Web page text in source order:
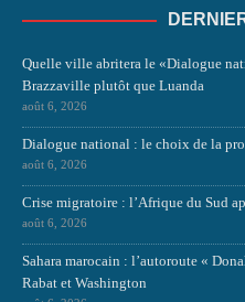
Quelle ville abritera le «Dialogue
Brazzaville plutôt que Luanda
août 6, 2026
Dialogue national : le choix de la
août 6, 2026
Crise migratoire : l’Afrique du Sud
août 6, 2026
Sahara marocain : l’autoroute «
Rabat et Washington